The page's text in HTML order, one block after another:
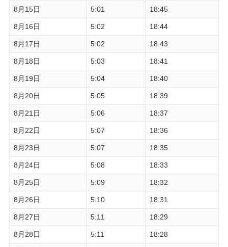
8月15日 5:01 18:45
8月16日 5:02 18:44
8月17日 5:02 18:43
8月18日 5:03 18:41
8月19日 5:04 18:40
8月20日 5:05 18:39
8月21日 5:06 18:37
8月22日 5:07 18:36
8月23日 5:07 18:35
8月24日 5:08 18:33
8月25日 5:09 18:32
8月26日 5:10 18:31
8月27日 5:11 18:29
8月28日 5:11 18:28